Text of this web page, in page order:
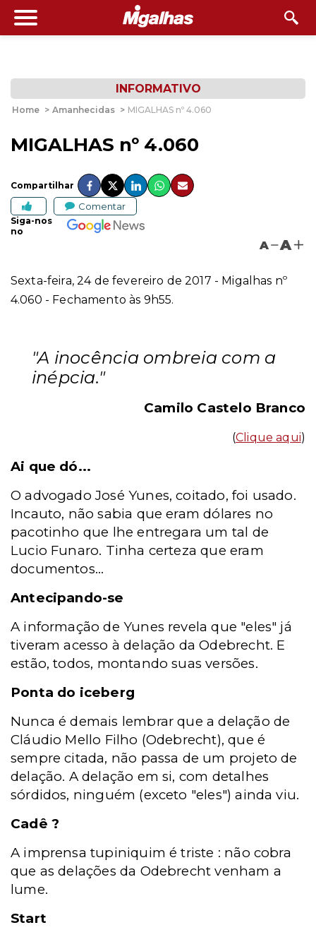
INFORMATIVO
Home > Amanhecidas > MIGALHAS nº 4.060
MIGALHAS nº 4.060
Compartilhar
Comentar
Siga-nos
no
A A
Sexta-feira, 24 de fevereiro de 2017 - Migalhas nº
4.060 - Fechamento às 9h55.
"A inocência ombreia com a
inépcia."
Camilo Castelo Branco
(Clique aqui)
Ai que dó...
O advogado José Yunes, coitado, foi usado.
Incauto, não sabia que eram dólares no
pacotinho que lhe entregara um tal de
Lucio Funaro. Tinha certeza que eram
documentos...
Antecipando-se
A informação de Yunes revela que "eles" já
tiveram acesso à delação da Odebrecht. E
estão, todos, montando suas versões.
Ponta do iceberg
Nunca é demais lembrar que a delação de
Cláudio Mello Filho (Odebrecht), que é
sempre citada, não passa de um projeto de
delação. A delação em si, com detalhes
sórdidos, ninguém (exceto "eles") ainda viu.
Cadê ?
A imprensa tupiniquim é triste : não cobra
que as delações da Odebrecht venham a
lume.
Start